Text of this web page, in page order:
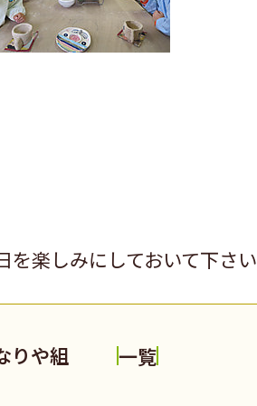
を楽しみにしておいて下さい
りや組 一覧